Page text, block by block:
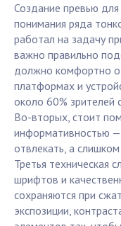
Создание превью
понимания ряда
работал на задачу
важно правильно
должно комфортно
платформах и
около 60% зрителей
Во-вторых, стоит
информативностью
отвлекать, а
Третья техническая
шрифтов и
сохраняются при
экспозиции,